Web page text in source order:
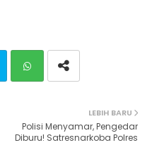
ats
LEBIH BARU
Polisi Menyamar, Pengedar
Diburu! Satresnarkoba Polres